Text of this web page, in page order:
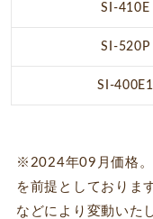
SI-410E
SI-520P
SI-400E1
※2024年09月価格。
を前提としておりま
などにより変動いた